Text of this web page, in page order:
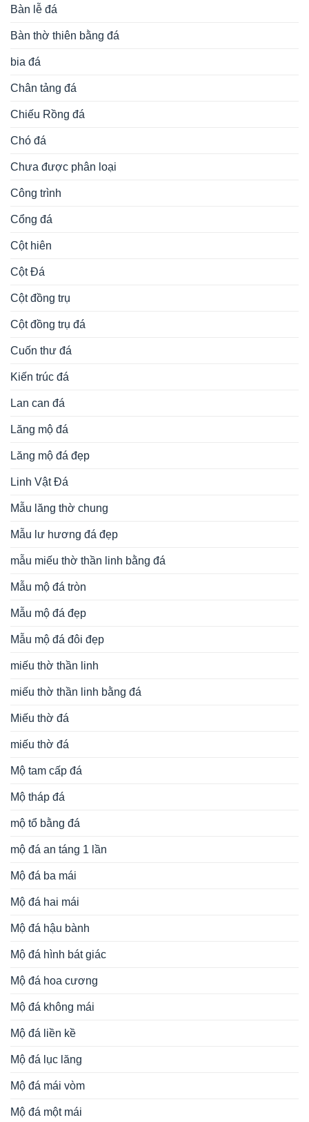
Bàn lễ đá
Bàn thờ thiên bằng đá
bia đá
Chân tảng đá
Chiếu Rồng đá
Chó đá
Chưa được phân loại
Công trình
Cổng đá
Cột hiên
Cột Đá
Cột đồng trụ
Cột đồng trụ đá
Cuốn thư đá
Kiến trúc đá
Lan can đá
Lăng mộ đá
Lăng mộ đá đẹp
Linh Vật Đá
Mẫu lăng thờ chung
Mẫu lư hương đá đẹp
mẫu miếu thờ thần linh bằng đá
Mẫu mộ đá tròn
Mẫu mộ đá đẹp
Mẫu mộ đá đôi đẹp
miếu thờ thần linh
miếu thờ thần linh bằng đá
Miếu thờ đá
miếu thờ đá
Mộ tam cấp đá
Mộ tháp đá
mộ tổ bằng đá
mộ đá an táng 1 lần
Mộ đá ba mái
Mộ đá hai mái
Mộ đá hậu bành
Mộ đá hình bát giác
Mộ đá hoa cương
Mộ đá không mái
Mộ đá liền kề
Mộ đá lục lăng
Mộ đá mái vòm
Mộ đá một mái